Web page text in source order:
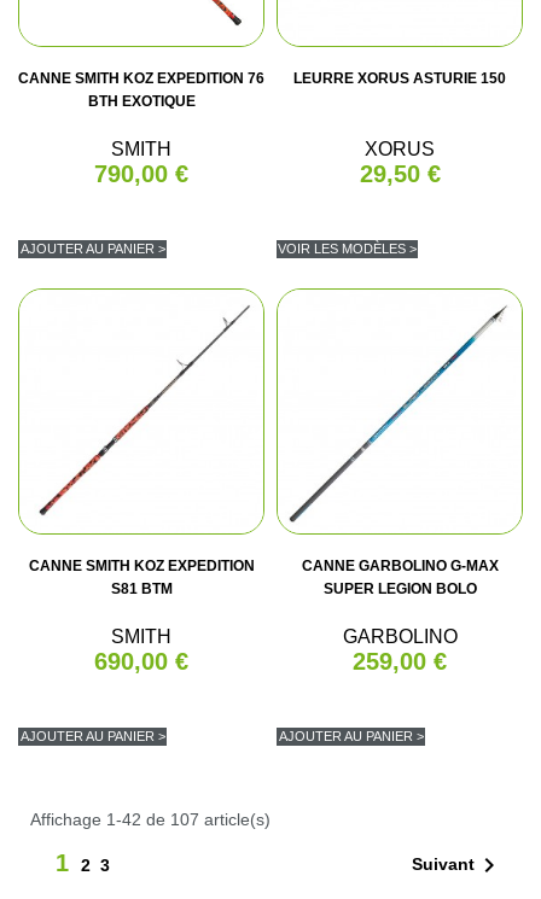
CANNE SMITH KOZ EXPEDITION 76
BTH EXOTIQUE
SMITH
790,00 €
AJOUTER AU PANIER >
LEURRE XORUS ASTURIE 150
XORUS
29,50 €
VOIR LES MODÈLES >
CANNE SMITH KOZ EXPEDITION
S81 BTM
SMITH
690,00 €
AJOUTER AU PANIER >
CANNE GARBOLINO G-MAX
SUPER LEGION BOLO
GARBOLINO
259,00 €
AJOUTER AU PANIER >
Affichage 1-42 de 107 article(s)
1 2 3 Suivant 